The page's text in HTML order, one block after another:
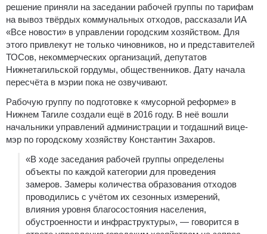
решение приняли на заседании рабочей группы по тарифам
на вывоз твёрдых коммунальных отходов, рассказали ИА
«Все новости» в управлении городским хозяйством. Для
этого привлекут не только чиновников, но и представителей
ТОСов, некоммерческих организаций, депутатов
Нижнетагильской гордумы, общественников. Дату начала
пересчёта в мэрии пока не озвучивают.
Рабочую группу по подготовке к «мусорной реформе» в
Нижнем Тагиле создали ещё в 2016 году. В неё вошли
начальники управлений администрации и тогдашний вице-
мэр по городскому хозяйству Константин Захаров.
«В ходе заседания рабочей группы определены
объекты по каждой категории для проведения
замеров. Замеры количества образования отходов
проводились с учётом их сезонных измерений,
влияния уровня благосостояния населения,
обустроенности и инфраструктуры», — говорится в